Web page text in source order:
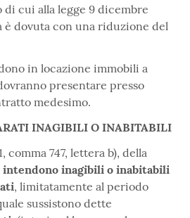
di cui alla legge 9 dicembre
è dovuta con una riduzione del
in locazione immobili a
presentare presso
medesimo.
INAGIBILI O INABITABILI
comma 747, lettera b), della
intendono inagibili o inabitabili
, limitatamente al periodo
sussistono dette